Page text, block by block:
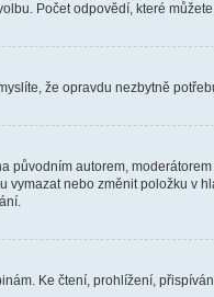
Počet odpovědí, které
že opravdu nezbytně
původním autorem,
nebo změnit položku v
Ke čtení, prohlížení,